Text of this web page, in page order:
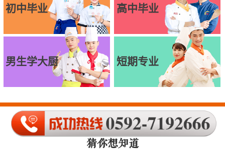
初中毕业 高中毕业
男生学大厨 短期专业
猜你想知道